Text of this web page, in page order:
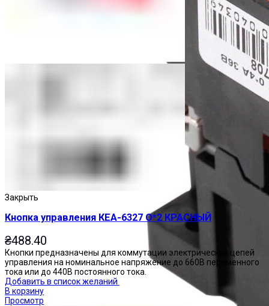
Закрыть
Кнопка управления КЕА-6327 О*2 КРАСНЫЙ
₴488.40
Кнопки предназначены для коммутации электрических цепей
управления на номинальное напряжение до 660В переменного
тока или до 440В постоянного тока.
Добавить в список желаний
В корзину
Просмотр